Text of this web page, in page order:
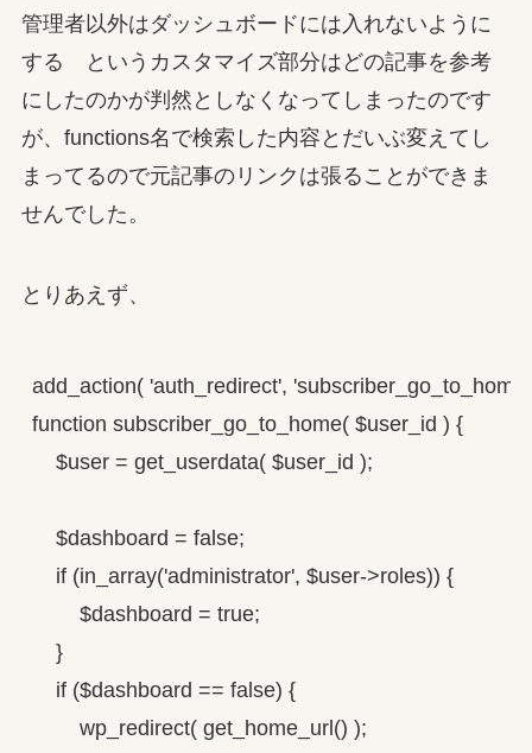
管理者以外はダッシュボードには入れないように
する というカスタマイズ部分はどの記事を参考
にしたのかが判然としなくなってしまったのです
が、functions名で検索した内容とだいぶ変えてし
まってるので元記事のリンクは張ることができま
せんでした。
とりあえず、
add_action( 'auth_redirect',
function subscriber_go_to_home( $user_id ) {
    $user = get_userdata( $user_id );
    $dashboard = false;
    if (in_array('administrator', $user->roles)) {
        $dashboard = true;
    }
    if ($dashboard == false) {
        wp_redirect( get_home_url() );